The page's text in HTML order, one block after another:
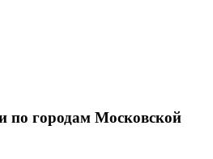
по городам Московской